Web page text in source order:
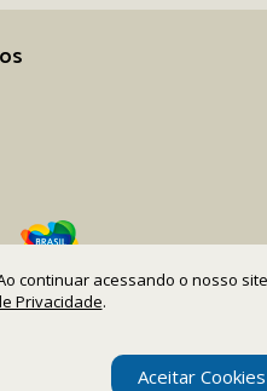
acessando o nosso
Privacidade.
Aceitar Cookies